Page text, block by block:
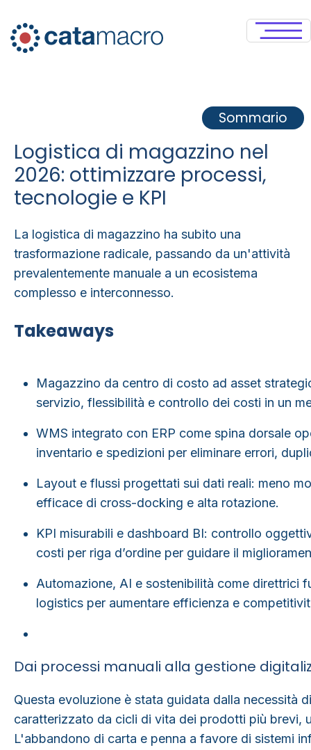
Sommario
Logistica di magazzino nel
2026: ottimizzare processi,
tecnologie e KPI
La logistica di magazzino ha subito una
trasformazione radicale, passando da un'attività
prevalentemente manuale a un ecosistema
complesso e interconnesso.
Takeaways
Magazzino da centro di costo ad asset
servizio, flessibilità e controllo dei costi in un
WMS integrato con ERP come spina dorsale
inventario e spedizioni per eliminare errori,
Layout e flussi progettati sui dati reali: meno
efficace di cross-docking e alta rotazione.
KPI misurabili e dashboard BI: controllo
costi per riga d’ordine per guidare il
Automazione, AI e sostenibilità come direttrici
logistics per aumentare efficienza e
Dai processi manuali alla gestione
Questa evoluzione è stata guidata dalla necessità
caratterizzato da cicli di vita dei prodotti più brevi,
L'abbandono di carta e penna a favore di sistemi